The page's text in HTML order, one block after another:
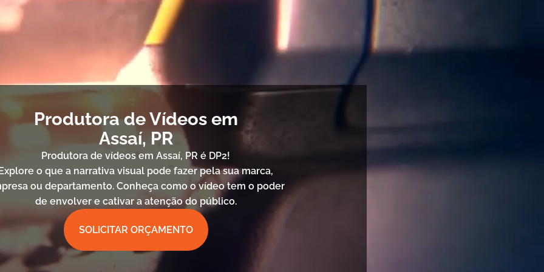
Produtora de Vídeos em
Assaí, PR
Produtora de vídeos em Assaí, PR é DP2!
o que a narrativa visual pode fazer pela sua marca,
ou departamento. Conheça como o vídeo tem o poder
de envolver e cativar a atenção do público.
SOLICITAR ORÇAMENTO